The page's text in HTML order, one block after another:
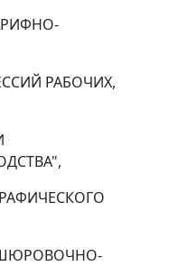
РАБОЧИХ,